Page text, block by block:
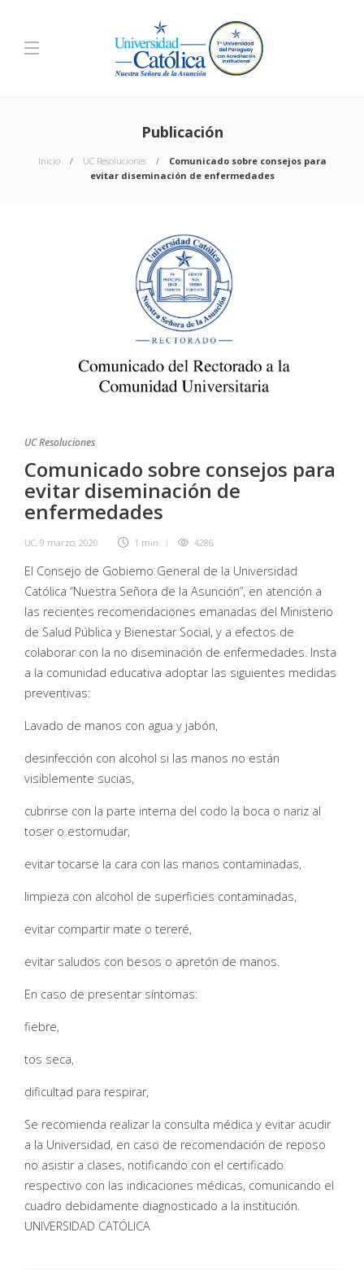
Publicación
Inicio UC Resoluciones
Comunicado sobre consejos para
evitar diseminación de enfermedades
UC Resoluciones
Comunicado sobre consejos para
evitar diseminación de
enfermedades
UC, 9 marzo, 2020 1 min 4286
El Consejo de Gobierno General de la Universidad
Católica “Nuestra Señora de la Asunción”, en atención a
las recientes recomendaciones emanadas del Ministerio
de Salud Pública y Bienestar Social, y a efectos de
colaborar con la no diseminación de enfermedades. Insta
a la comunidad educativa adoptar las siguientes medidas
preventivas:
Lavado de manos con agua y jabón,
desinfección con alcohol si las manos no están
visiblemente sucias,
cubrirse con la parte interna del codo la boca o nariz al
toser o estornudar,
evitar tocarse la cara con las manos contaminadas,
limpieza con alcohol de superficies contaminadas,
evitar compartir mate o tereré,
evitar saludos con besos o apretón de manos.
En caso de presentar síntomas:
fiebre,
tos seca,
dificultad para respirar,
Se recomienda realizar la consulta médica y evitar acudir
a la Universidad, en caso de recomendación de reposo
no asistir a clases, notificando con el certificado
respectivo con las indicaciones médicas, comunicando el
cuadro debidamente diagnosticado a la institución.
UNIVERSIDAD CATÓLICA